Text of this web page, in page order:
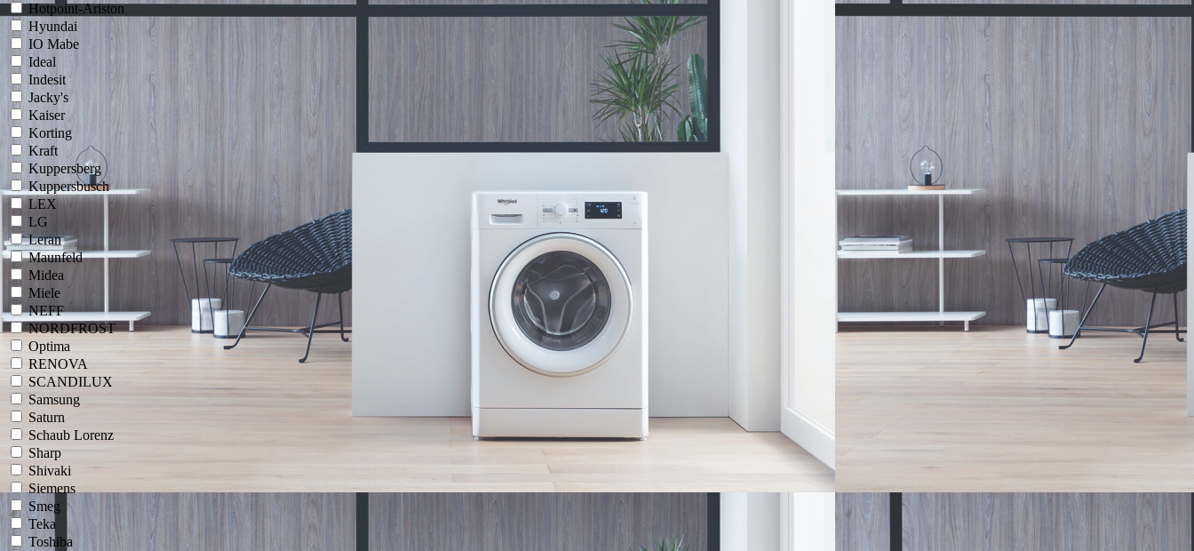
Hotpoint-Ariston
Hyundai
IO Mabe
Ideal
Indesit
Jacky's
Kaiser
Korting
Kraft
Kuppersberg
Kuppersbusch
LEX
LG
Leran
Maunfeld
Midea
Miele
NEFF
NORDFROST
Optima
RENOVA
SCANDILUX
Samsung
Saturn
Schaub Lorenz
Sharp
Shivaki
Siemens
Smeg
Teka
Toshiba